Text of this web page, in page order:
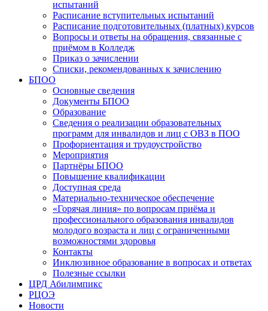
испытаний
Расписание вступительных испытаний
Расписание подготовительных (платных) курсов
Вопросы и ответы на обращения, связанные с
приёмом в Колледж
Приказ о зачислении
Списки, рекомендованных к зачислению
БПОО
Основные сведения
Документы БПОО
Образование
Сведения о реализации образовательных
программ для инвалидов и лиц с ОВЗ в ПОО
Профориентация и трудоустройство
Мероприятия
Партнёры БПОО
Повышение квалификации
Доступная среда
Материально-техническое обеспечение
«Горячая линия» по вопросам приёма и
профессионального образования инвалидов
молодого возраста и лиц с ограниченными
возможностями здоровья
Контакты
Инклюзивное образование в вопросах и ответах
Полезные ссылки
ЦРД Абилимпикс
РЦОЭ
Новости